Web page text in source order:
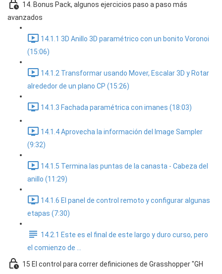
14. Bonus Pack, algunos ejercicios paso a paso más
avanzados
14.1.1 3D Anillo 3D paramétrico con un bonito Voronoi
(15:06)
14.1.2 Transformar usando Mover, Escalar 3D y Rotar
alrededor de un plano CP (15:26)
14.1.3 Fachada paramétrica con imanes (18:03)
14.1.4 Aprovecha la información del Image Sampler
(9:32)
14.1.5 Termina las puntas de la canasta - Cabeza del
anillo (11:29)
14.1.6 El panel de control remoto y configurar algunas
etapas (7:30)
14.2.1 Este es el final de este largo y duro curso, pero
el comienzo de ...
15 El control para correr definiciones de Grasshopper "GH